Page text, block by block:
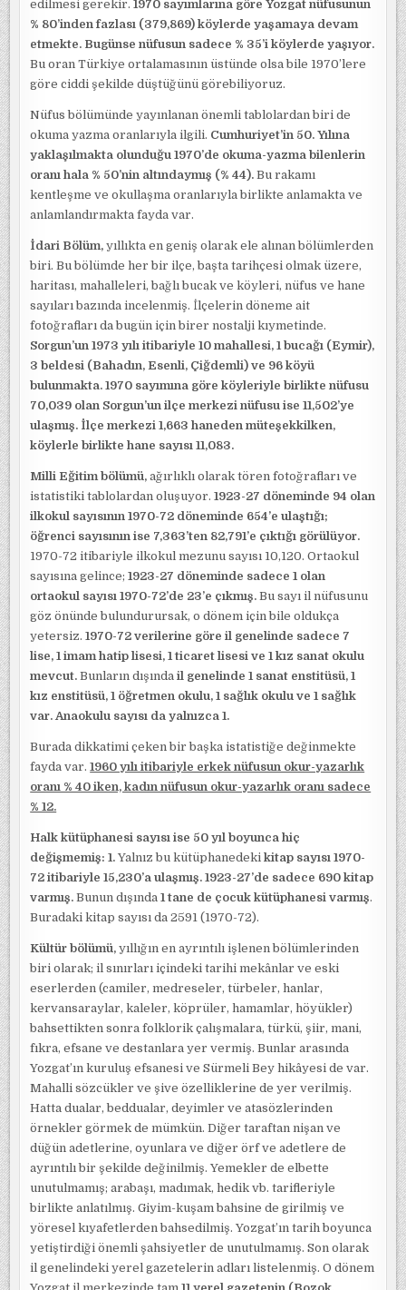
edilmesi gerekir.1970 sayımlarına göre Yozgat nüfusunun
% 80’inden fazlası (379,869) köylerde yaşamaya devam
etmekte. Bugünse nüfusun sadece % 35’i köylerde yaşıyor.
Bu oran Türkiye ortalamasının üstünde olsa bile 1970’lere
göre ciddi şekilde düştüğünü görebiliyoruz.
Nüfus bölümünde yayınlanan önemli tablolardan biri de
okuma yazma oranlarıyla ilgili. Cumhuriyet’in 50. Yılına
yaklaşılmakta olunduğu 1970’de okuma-yazma bilenlerin
oranı hala % 50’nin altındaymış (% 44). Bu rakamı
kentleşme ve okullaşma oranlarıyla birlikte anlamakta ve
anlamlandırmakta fayda var.
İdari Bölüm, yıllıkta en geniş olarak ele alınan bölümlerden
biri. Bu bölümde her bir ilçe, başta tarihçesi olmak üzere,
haritası, mahalleleri, bağlı bucak ve köyleri, nüfus ve hane
sayıları bazında incelenmiş. İlçelerin döneme ait
fotoğrafları da bugün için birer nostalji kıymetinde.
Sorgun’un 1973 yılı itibariyle 10 mahallesi, 1 bucağı (Eymir),
3 beldesi (Bahadın, Esenli, Çiğdemli) ve 96 köyü
bulunmakta. 1970 sayımına göre köyleriyle birlikte nüfusu
70,039 olan Sorgun’un ilçe merkezi nüfusu ise 11,502’ye
ulaşmış. İlçe merkezi 1,663 haneden müteşekkilken,
köylerle birlikte hane sayısı 11,083.
Milli Eğitim bölümü, ağırlıklı olarak tören fotoğrafları ve
istatistiki tablolardan oluşuyor.1923-27 döneminde 94 olan
ilkokul sayısının 1970-72 döneminde 654’e ulaştığı;
öğrenci sayısının ise 7,363’ten 82,791’e çıktığı görülüyor.
1970-72 itibariyle ilkokul mezunu sayısı 10,120. Ortaokul
sayısına gelince;1923-27 döneminde sadece 1 olan
ortaokul sayısı 1970-72’de 23’e çıkmış. Bu sayı il nüfusunu
göz önünde bulundurursak, o dönem için bile oldukça
yetersiz. 1970-72 verilerine göre il genelinde sadece 7
lise, 1 imam hatip lisesi, 1 ticaret lisesi ve 1 kız sanat okulu
mevcut. Bunların dışındail genelinde 1 sanat enstitüsü, 1
kız enstitüsü, 1 öğretmen okulu, 1 sağlık okulu ve 1 sağlık
var. Anaokulu sayısı da yalnızca 1.
Burada dikkatimi çeken bir başka istatistiğe değinmekte
fayda var.1960 yılı itibariyle erkek nüfusun okur-yazarlık
oranı % 40 iken, kadın nüfusun okur-yazarlık oranı sadece
% 12.
Halk kütüphanesi sayısı ise 50 yıl boyunca hiç
değişmemiş: 1. Yalnız bu kütüphanedekikitap sayısı 1970-
72 itibariyle 15,230’a ulaşmış. 1923-27’de sadece 690 kitap
varmış. Bunun dışında1 tane de çocuk kütüphanesi varmış.
Buradaki kitap sayısı da 2591 (1970-72).
Kültür bölümü, yıllığın en ayrıntılı işlenen bölümlerinden
biri olarak; il sınırları içindeki tarihi mekânlar ve eski
eserlerden (camiler, medreseler, türbeler, hanlar,
kervansaraylar, kaleler, köprüler, hamamlar, höyükler)
bahsettikten sonra folklorik çalışmalara, türkü, şiir, mani,
fıkra, efsane ve destanlara yer vermiş. Bunlar arasında
Yozgat’ın kuruluş efsanesi ve Sürmeli Bey hikâyesi de var.
Mahalli sözcükler ve şive özelliklerine de yer verilmiş.
Hatta dualar, beddualar, deyimler ve atasözlerinden
örnekler görmek de mümkün. Diğer taraftan nişan ve
düğün adetlerine, oyunlara ve diğer örf ve adetlere de
ayrıntılı bir şekilde değinilmiş. Yemekler de elbette
unutulmamış; arabaşı, madımak, hedik vb. tarifleriyle
birlikte anlatılmış. Giyim-kuşam bahsine de girilmiş ve
yöresel kıyafetlerden bahsedilmiş. Yozgat’ın tarih boyunca
yetiştirdiği önemli şahsiyetler de unutulmamış. Son olarak
il genelindeki yerel gazetelerin adları listelenmiş. O dönem